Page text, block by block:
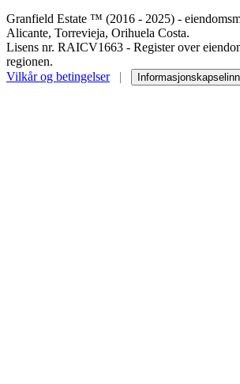
Granfield Estate ™ (2016 - 2025) -
Alicante, Torrevieja, Orihuela Costa.
Lisens nr. RAICV1663 - Register over
regionen.
Vilkår og betingelser
|